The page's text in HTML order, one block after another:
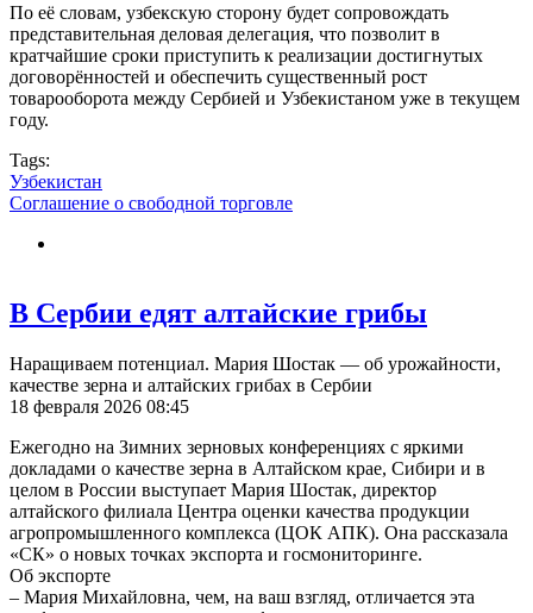
По её словам, узбекскую сторону будет сопровождать
представительная деловая делегация, что позволит в
кратчайшие сроки приступить к реализации достигнутых
договорённостей и обеспечить существенный рост
товарооборота между Сербией и Узбекистаном уже в текущем
году.
Tags:
Узбекистан
Соглашение о свободной торговле
В Сербии едят алтайские грибы
Наращиваем потенциал. Мария Шостак — об урожайности,
качестве зерна и алтайских грибах в Сербии
18 февраля 2026 08:45
Ежегодно на Зимних зерновых конференциях с яркими
докладами о качестве зерна в Алтайском крае, Сибири и в
целом в России выступает Мария Шостак, директор
алтайского филиала Центра оценки качества продукции
агропромышленного комплекса (ЦОК АПК). Она рассказала
«СК» о новых точках экспорта и госмониторинге.
Об экспорте
– Мария Михайловна, чем, на ваш взгляд, отличается эта